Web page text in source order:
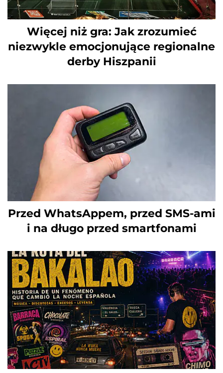
Więcej niż gra: Jak zrozumieć
niezwykle emocjonujące regionalne
derby Hiszpanii
Przed WhatsAppem, przed SMS-ami
i na długo przed smartfonami